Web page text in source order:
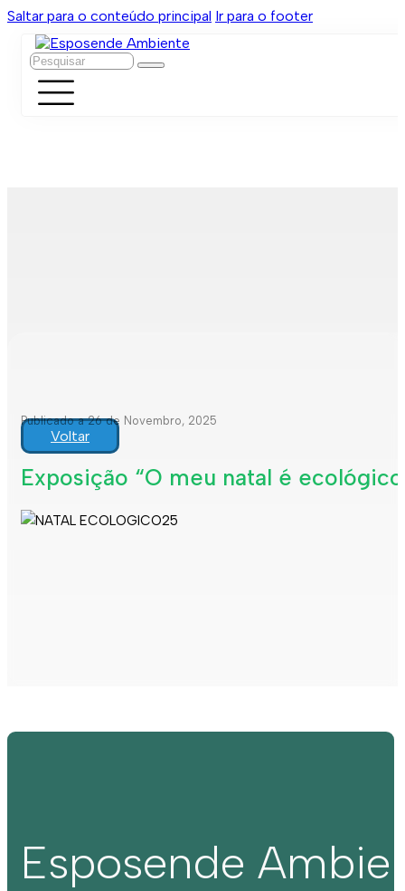
Saltar para o conteúdo principal Ir para o footer
Pesquisar
Publicado a 26 de Novembro, 2025
Voltar
Exposição “O meu natal é
Esposende